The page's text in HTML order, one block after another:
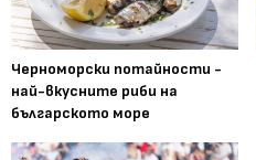
Черноморски потайности -
най-вкусните риби на
българското море